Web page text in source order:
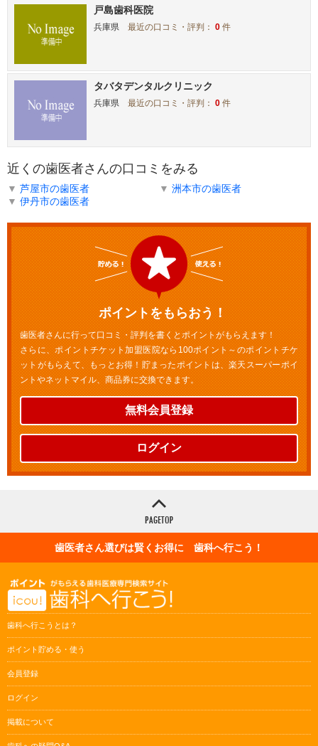
戸島歯科医院
兵庫県 最近の口コミ・評判：0 件
タバタデンタルクリニック
兵庫県 最近の口コミ・評判：0 件
近くの歯医者さんの口コミをみる
▼ 芦屋市の歯医者 ▼ 洲本市の歯医者
▼ 伊丹市の歯医者
ポイントをもらおう！
歯医者さんに行って口コミ・評判を書くとポイントがもらえます！
さらに、ポイントチケット加盟医院なら100ポイント～のポイントチケ
ットがもらえて、もっとお得！貯まったポイントは、楽天スーパーポイ
ントやネットマイル、商品券に交換できます。
無料会員登録
ログイン
歯医者さん選びは賢くお得に 歯科へ行こう！
歯科へ行こうとは？
ポイント貯める・使う
会員登録
ログイン
掲載について